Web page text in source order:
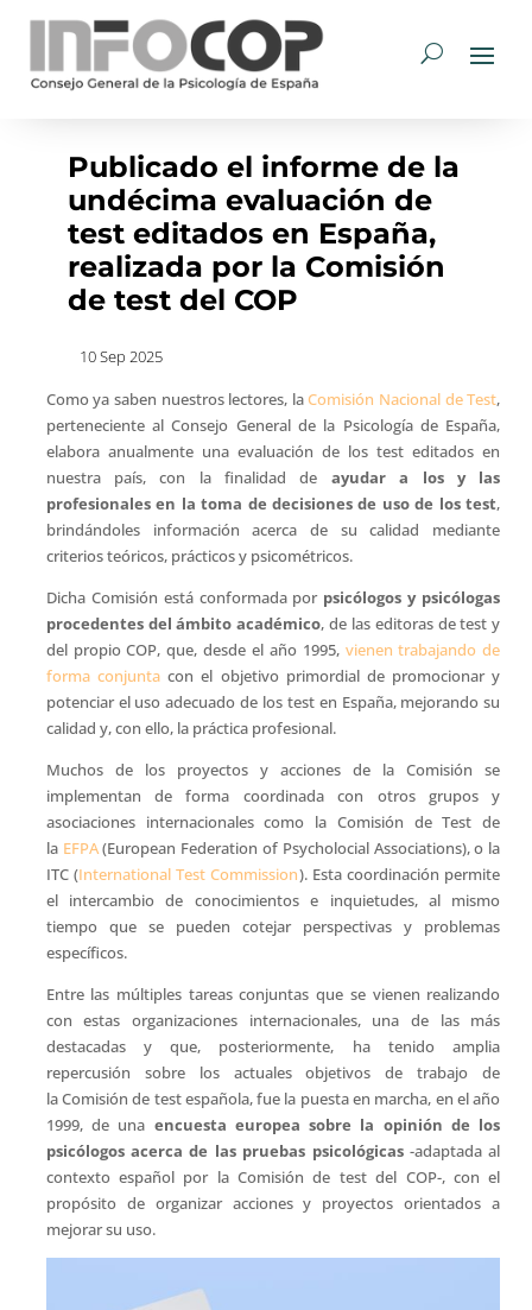
Publicado el informe de la
undécima evaluación de
test editados en España,
realizada por la Comisión
de test del COP
10 Sep 2025
Como ya saben nuestros lectores, laComisión Nacional de Test,
perteneciente al Consejo General de la Psicología de España,
elabora anualmente una evaluación de los test editados en
nuestra país, con la finalidad de ayudar a los y las
profesionales en la toma de decisiones de uso de los test,
brindándoles información acerca de su calidad mediante
criterios teóricos, prácticos y psicométricos.
Dicha Comisión está conformada porpsicólogos y psicólogas
procedentes del ámbito académico, de las editoras de test y
del propio COP, que, desde el año 1995, vienen trabajando de
forma conjuntacon el objetivo primordial de promocionar y
potenciar el uso adecuado de los test en España, mejorando su
calidad y, con ello, la práctica profesional.
Muchos de los proyectos y acciones de la Comisión se
implementan de forma coordinada con otros grupos y
asociaciones internacionales como la Comisión de Test de
la EFPA(European Federation of Psycholocial Associations), o la
ITC (International Test Commission). Esta coordinación permite
el intercambio de conocimientos e inquietudes, al mismo
tiempo que se pueden cotejar perspectivas y problemas
específicos.
Entre las múltiples tareas conjuntas que se vienen realizando
con estas organizaciones internacionales, una de las más
destacadas y que, posteriormente, ha tenido amplia
repercusión sobre los actuales objetivos de trabajo de
la Comisión de test española, fue la puesta en marcha, en el año
1999, de una encuesta europea sobre la opinión de los
psicólogos acerca de las pruebas psicológicas-adaptada al
contexto español por la Comisión de test del COP-, con el
propósito de organizar acciones y proyectos orientados a
mejorar su uso.